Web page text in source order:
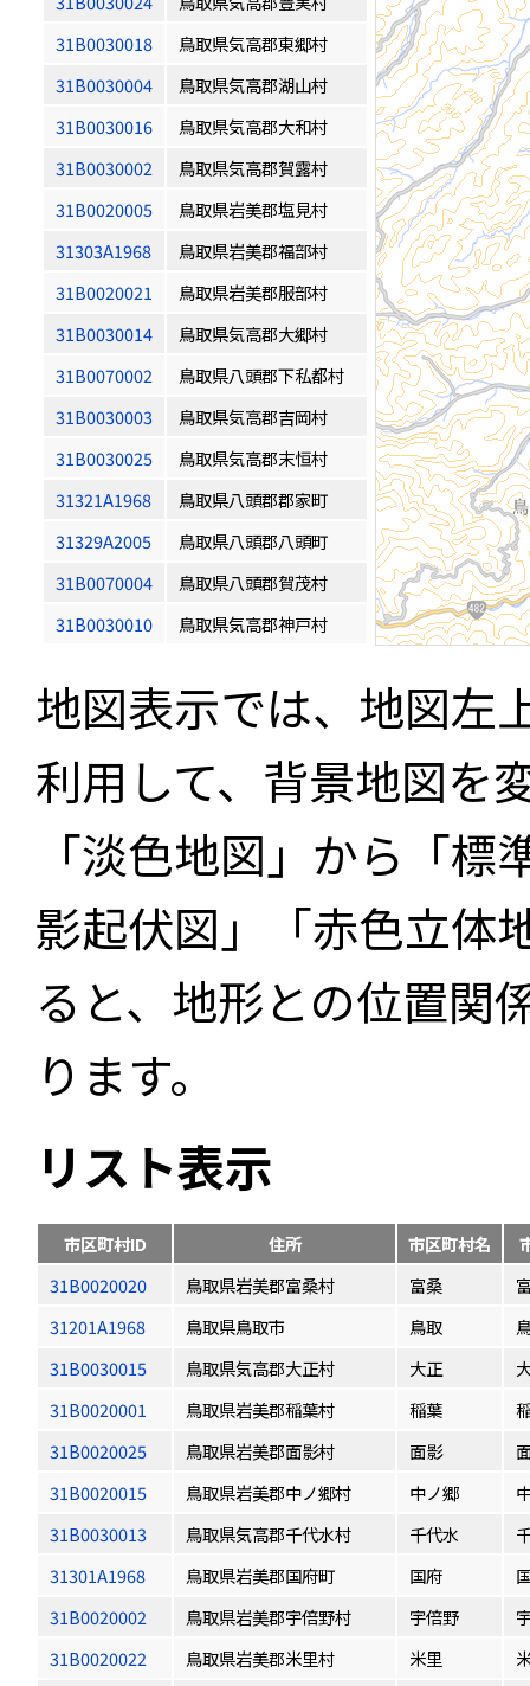
31B0030018
鳥取県気高郡東郷村
31B0030004
鳥取県気高郡湖山村
31B0030016
鳥取県気高郡大和村
31B0030002
鳥取県気高郡賀露村
31B0020005
鳥取県岩美郡塩見村
31303A1968
鳥取県岩美郡福部村
31B0020021
鳥取県岩美郡服部村
31B0030014
鳥取県気高郡大郷村
31B0070002
鳥取県八頭郡下私都村
31B0030003
鳥取県気高郡吉岡村
31B0030025
鳥取県気高郡末恒村
31321A1968
鳥取県八頭郡郡家町
31329A2005
鳥取県八頭郡八頭町
31B0070004
鳥取県八頭郡賀茂村
31B0030010
鳥取県気高郡神戸村
地図表示では、地図左
利用して、背景地図を
「淡色地図」から「
影起伏図」「赤色立体
ると、地形との位置関
ります。
リスト表示
市区町村ID 住所 市区町村名
31B0020020
鳥取県岩美郡富桑村 富桑
31201A1968
鳥取県鳥取市 鳥取
31B0030015
鳥取県気高郡大正村 大正
31B0020001
鳥取県岩美郡稲葉村 稲葉
31B0020025
鳥取県岩美郡面影村 面影
31B0020015
鳥取県岩美郡中ノ郷村 中ノ郷
31B0030013
鳥取県気高郡千代水村 千代水
31301A1968
鳥取県岩美郡国府町 国府
31B0020002
鳥取県岩美郡宇倍野村 宇倍野
31B0020022
鳥取県岩美郡米里村 米里